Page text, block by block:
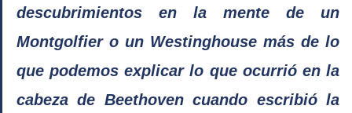
descubrimientos en la mente de un
Montgolfier o un Westinghouse más de lo
que podemos explicar lo que ocurrió en la
cabeza de Beethoven cuando escribió la